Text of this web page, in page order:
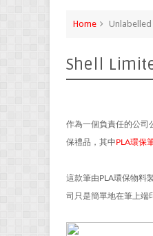
Home Unlabelled
Shell
作為一個負責任的公司
保禮品，其中PLA環保
這款筆由PLA環保物料
司只是簡單地在筆上端